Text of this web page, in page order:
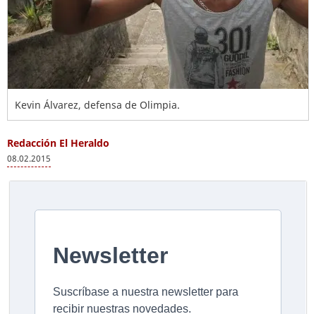
Kevin Álvarez, defensa de Olimpia.
Redacción El Heraldo
08.02.2015